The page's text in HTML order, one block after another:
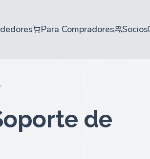
Para Compradores Socios
de